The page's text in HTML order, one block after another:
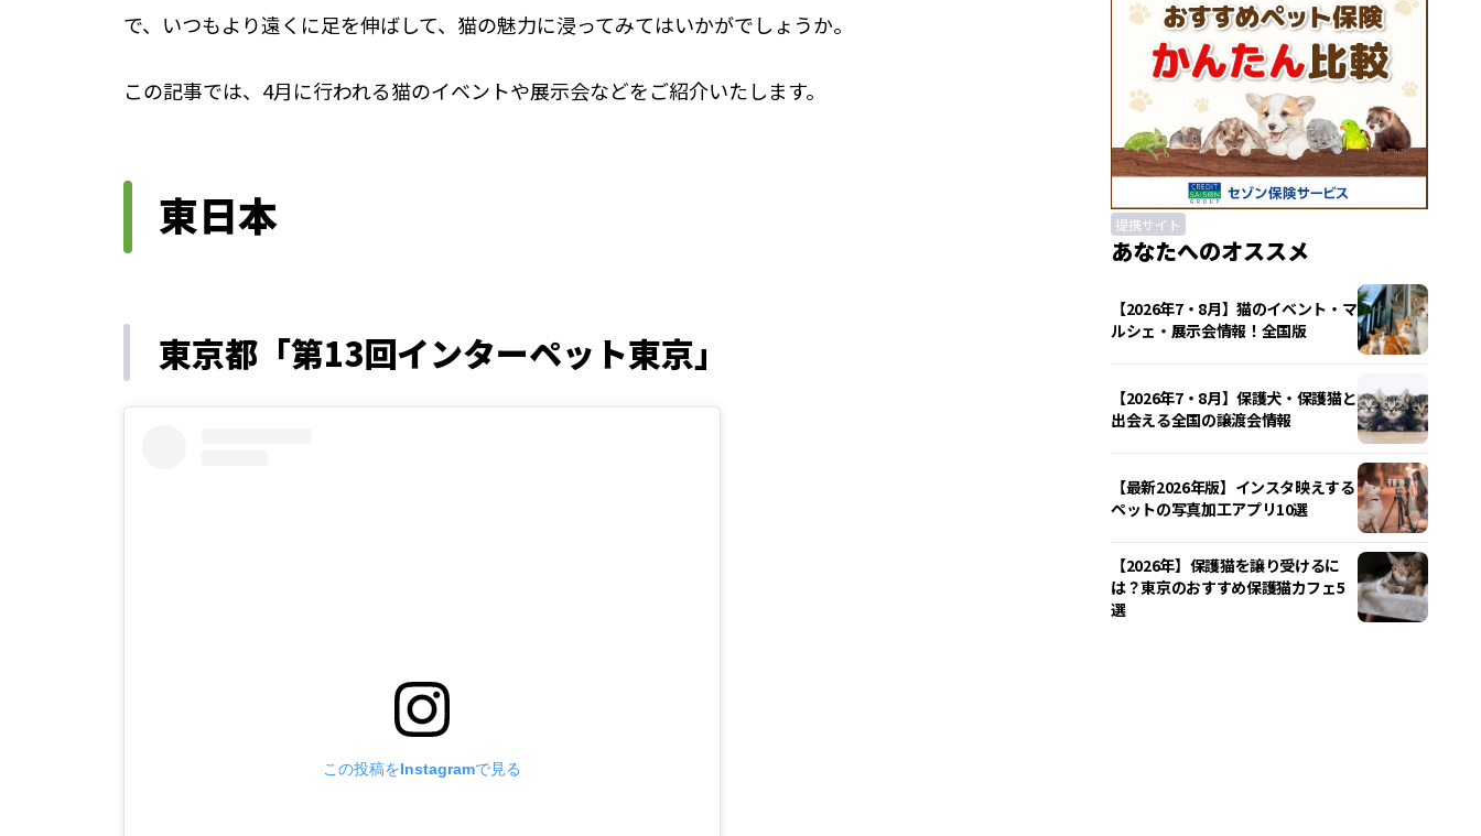
で、いつもより遠くに足を伸ばして、猫の魅力に浸ってみてはいかがでしょうか。
この記事では、4月に行われる猫のイベントや展示会などをご紹介いたします。
東日本
東京都「第13回インターペット東京」
この投稿をInstagramで見る
提携サイト
あなたへのオススメ
【2026年7・8月】猫のイベント・マ
ルシェ・展示会情報！全国版
【2026年7・8月】保護犬・保護猫と
出会える全国の譲渡会情報
【最新2026年版】インスタ映えする
ペットの写真加工アプリ10選
【2026年】保護猫を譲り受けるに
は？東京のおすすめ保護猫カフェ5
選